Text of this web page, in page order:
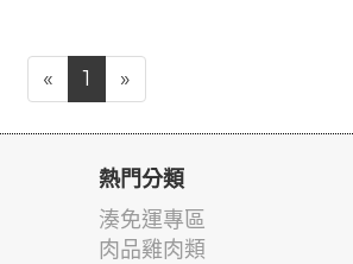
« 1 »
熱門分類
湊免運專區
肉品雞肉類